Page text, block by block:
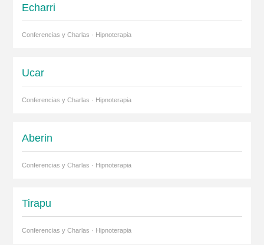
Echarri
Conferencias y Charlas · Hipnoterapia
Ucar
Conferencias y Charlas · Hipnoterapia
Aberin
Conferencias y Charlas · Hipnoterapia
Tirapu
Conferencias y Charlas · Hipnoterapia